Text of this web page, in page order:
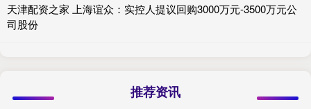
天津配资之家 上海谊众：实控人提议回购3000万元-3500万元公
司股份
推荐资讯